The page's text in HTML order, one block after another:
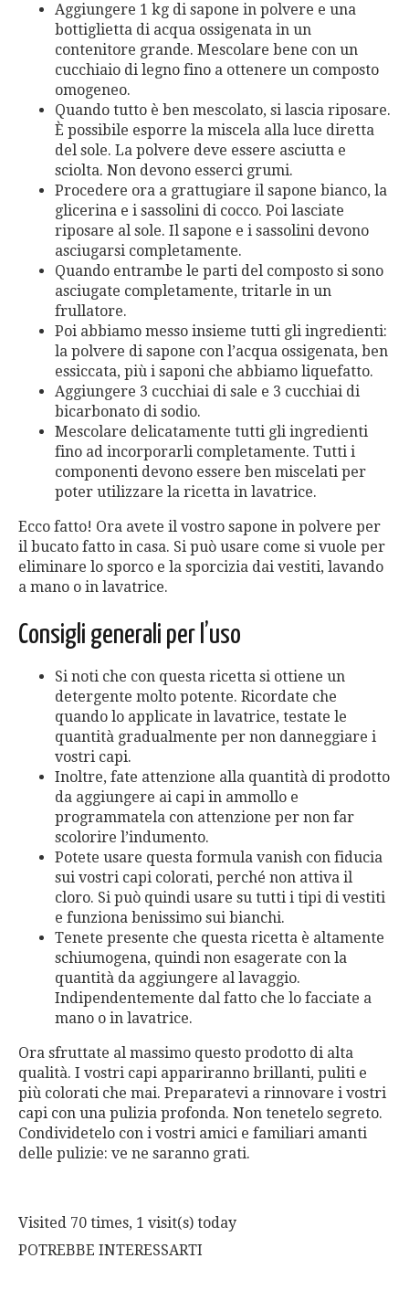
Aggiungere 1 kg di sapone in polvere e una
bottiglietta di acqua ossigenata in un
contenitore grande. Mescolare bene con un
cucchiaio di legno fino a ottenere un composto
omogeneo.
Quando tutto è ben mescolato, si lascia riposare.
È possibile esporre la miscela alla luce diretta
del sole. La polvere deve essere asciutta e
sciolta. Non devono esserci grumi.
Procedere ora a grattugiare il sapone bianco, la
glicerina e i sassolini di cocco. Poi lasciate
riposare al sole. Il sapone e i sassolini devono
asciugarsi completamente.
Quando entrambe le parti del composto si sono
asciugate completamente, tritarle in un
frullatore.
Poi abbiamo messo insieme tutti gli ingredienti:
la polvere di sapone con l’acqua ossigenata, ben
essiccata, più i saponi che abbiamo liquefatto.
Aggiungere 3 cucchiai di sale e 3 cucchiai di
bicarbonato di sodio.
Mescolare delicatamente tutti gli ingredienti
fino ad incorporarli completamente. Tutti i
componenti devono essere ben miscelati per
poter utilizzare la ricetta in lavatrice.
Ecco fatto! Ora avete il vostro sapone in polvere per
il bucato fatto in casa. Si può usare come si vuole per
eliminare lo sporco e la sporcizia dai vestiti, lavando
a mano o in lavatrice.
Consigli generali per l’uso
Si noti che con questa ricetta si ottiene un
detergente molto potente. Ricordate che
quando lo applicate in lavatrice, testate le
quantità gradualmente per non danneggiare i
vostri capi.
Inoltre, fate attenzione alla quantità di prodotto
da aggiungere ai capi in ammollo e
programmatela con attenzione per non far
scolorire l’indumento.
Potete usare questa formula vanish con fiducia
sui vostri capi colorati, perché non attiva il
cloro. Si può quindi usare su tutti i tipi di vestiti
e funziona benissimo sui bianchi.
Tenete presente che questa ricetta è altamente
schiumogena, quindi non esagerate con la
quantità da aggiungere al lavaggio.
Indipendentemente dal fatto che lo facciate a
mano o in lavatrice.
Ora sfruttate al massimo questo prodotto di alta
qualità. I vostri capi appariranno brillanti, puliti e
più colorati che mai. Preparatevi a rinnovare i vostri
capi con una pulizia profonda. Non tenetelo segreto.
Condividetelo con i vostri amici e familiari amanti
delle pulizie: ve ne saranno grati.
Visited 70 times, 1 visit(s) today
POTREBBE INTERESSARTI